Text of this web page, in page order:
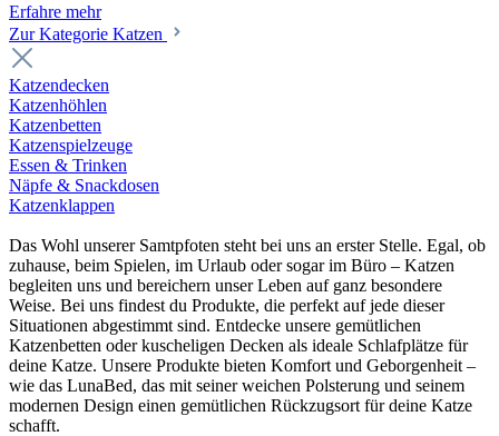
Erfahre mehr
Zur Kategorie Katzen
Katzendecken
Katzenhöhlen
Katzenbetten
Katzenspielzeuge
Essen & Trinken
Näpfe & Snackdosen
Katzenklappen
Das Wohl unserer Samtpfoten steht bei uns an erster Stelle. Egal, ob
zuhause, beim Spielen, im Urlaub oder sogar im Büro – Katzen
begleiten uns und bereichern unser Leben auf ganz besondere
Weise. Bei uns findest du Produkte, die perfekt auf jede dieser
Situationen abgestimmt sind. Entdecke unsere gemütlichen
Katzenbetten oder kuscheligen Decken als ideale Schlafplätze für
deine Katze. Unsere Produkte bieten Komfort und Geborgenheit –
wie das LunaBed, das mit seiner weichen Polsterung und seinem
modernen Design einen gemütlichen Rückzugsort für deine Katze
schafft.